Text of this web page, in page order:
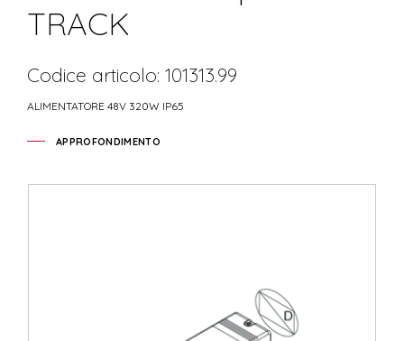
TRACK
Codice articolo: 101313.99
ALIMENTATORE 48V 320W IP65
APPROFONDIMENTO